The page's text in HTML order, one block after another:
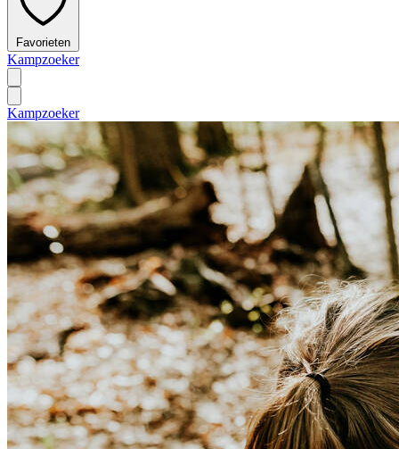
Favorieten
Kampzoeker
Kampzoeker